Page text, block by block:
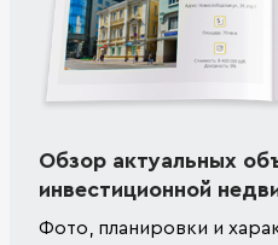
Обзор актуальных
инвестиционной
Фото, планировки и